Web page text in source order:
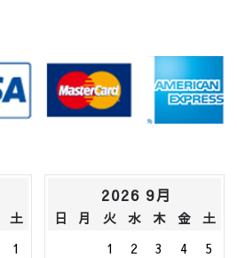
土
1
2026 9月
日 月 火 水 木 金
土
1
2 3 4
5